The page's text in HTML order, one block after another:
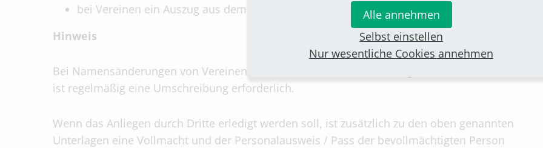
bei Vereinen ein Auszug aus dem Vereinsregister
Hinweis
Bei Namensänderungen von Vereinen und Firmen sowie bei Änderungen der Rechtsform
ist regelmäßig eine Umschreibung erforderlich.
Wenn das Anliegen durch Dritte erledigt werden soll, ist zusätzlich zu den oben genannten
Unterlagen eine Vollmacht und der Personalausweis / Pass der bevollmächtigten Person
Alle annehmen
Selbst einstellen
Nur wesentliche Cookies annehmen